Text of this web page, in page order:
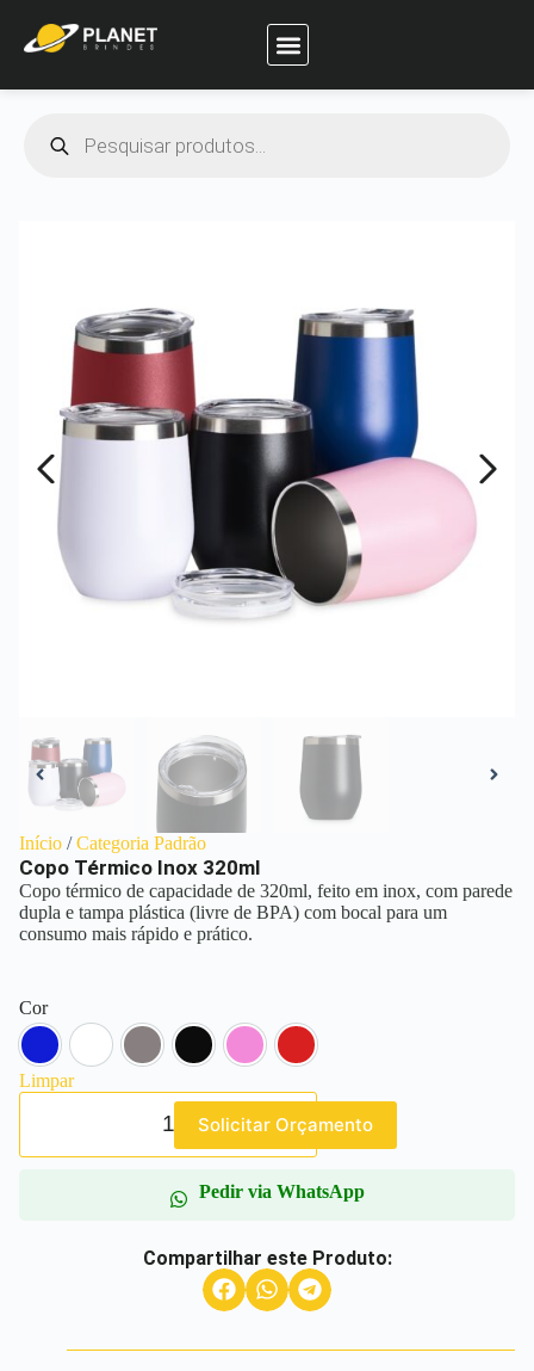
Início /Categoria Padrão
Copo Térmico Inox 320ml
Copo térmico de capacidade de 320ml, feito em inox, com parede
dupla e tampa plástica (livre de BPA) com bocal para um
consumo mais rápido e prático.
Cor
Azul Branco Inox Preto Rosa
Vermelho
Limpar
Solicitar Orçamento
Pedir via WhatsApp
Compartilhar este Produto: